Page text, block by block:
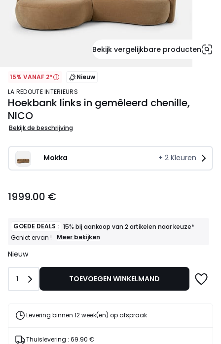
Bekijk vergelijkbare producten
15% VANAF 2*
Nieuw
LA REDOUTE INTERIEURS
Hoekbank links in gemêleerd chenille,
NICO
Bekijk de beschrijving
Mokka + 2 Kleuren
€.
1999.00 €
GOEDE DEALS : 15% bij aankoop van 2 artikelen naar keuze*
Geniet ervan !
GOEDE
aankoop
naar
ervan
Meer bekijken
Nieuw
Aantal
1 TOEVOEGEN WINKELMAND
Levering binnen 12 week(en) op afspraak
Thuislevering : 69.90 €